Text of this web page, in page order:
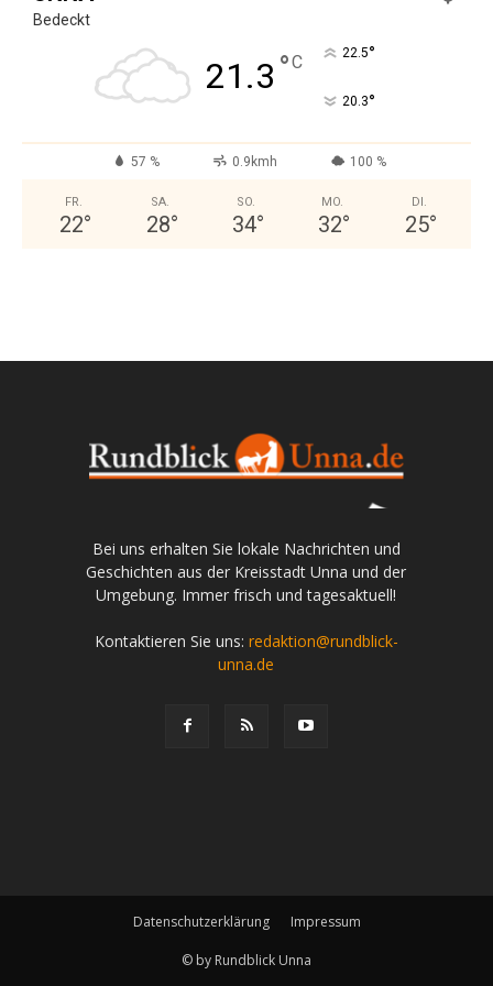
Bedeckt
21.3 °C 22.5°
20.3°
57 % 0.9kmh 100 %
FR.
22°
SA.
28°
SO.
34°
MO.
32°
DI.
25°
Bei uns erhalten Sie lokale Nachrichten und
Geschichten aus der Kreisstadt Unna und der
Umgebung. Immer frisch und tagesaktuell!
Kontaktieren Sie uns: redaktion@rundblick-
unna.de
Datenschutzerklärung Impressum
© by Rundblick Unna